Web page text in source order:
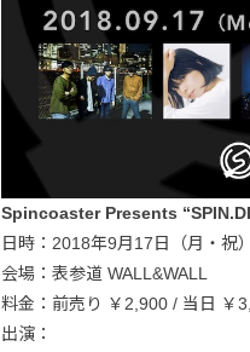
Spincoaster Presents
日時：2018年9月17日（月・祝
会場：表参道 WALL&WALL
料金：前売り ￥2,900 / 当日 ￥
出演：